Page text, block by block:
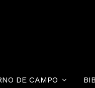
DE CAMPO